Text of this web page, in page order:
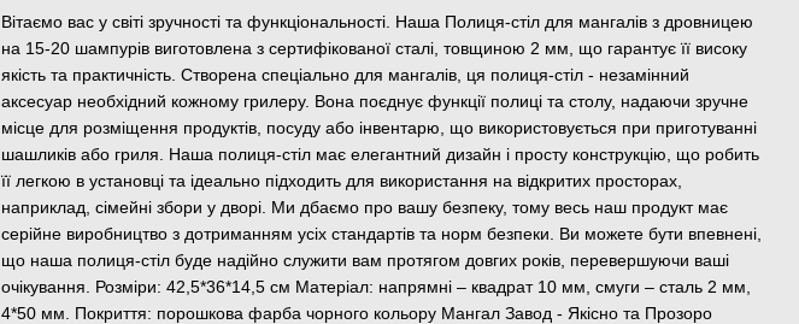
Вітаємо вас у світі зручності та функціональності. Наша Полиця-стіл для мангалів з дровницею
на 15-20 шампурів виготовлена з сертифікованої сталі, товщиною 2 мм, що гарантує її високу
якість та практичність. Створена спеціально для мангалів, ця полиця-стіл - незамінний
аксесуар необхідний кожному грилеру. Вона поєднує функції полиці та столу, надаючи зручне
місце для розміщення продуктів, посуду або інвентарю, що використовується при приготуванні
шашликів або гриля. Наша полиця-стіл має елегантний дизайн і просту конструкцію, що робить
її легкою в установці та ідеально підходить для використання на відкритих просторах,
наприклад, сімейні збори у дворі. Ми дбаємо про вашу безпеку, тому весь наш продукт має
серійне виробництво з дотриманням усіх стандартів та норм безпеки. Ви можете бути впевнені,
що наша полиця-стіл буде надійно служити вам протягом довгих років, перевершуючи ваші
очікування. Розміри: 42,5*36*14,5 см Матеріал: напрямні – квадрат 10 мм, смуги – сталь 2 мм,
4*50 мм. Покриття: порошкова фарба чорного кольору Мангал Завод - Якісно та Прозоро